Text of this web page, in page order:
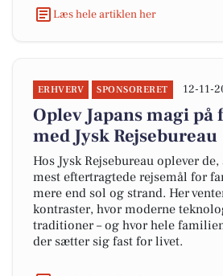
Læs hele artiklen her
ERHVERV SPONSORERET 12-11-
Oplev Japans magi
med Jysk Rejsebureau
Hos Jysk Rejsebureau oplever
mest eftertragtede rejsemål for
mere end sol og strand. Her
kontraster, hvor moderne
traditioner – og hvor hele
der sætter sig fast for livet.